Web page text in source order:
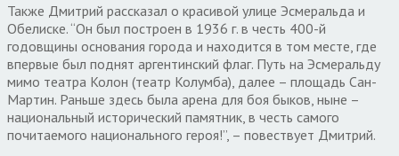
Также Дмитрий рассказал о красивой улице Эсмеральда и
Обелиске. “Он был построен в 1936 г. в честь 400-й
годовщины основания города и находится в том месте, где
впервые был поднят аргентинский флаг. Путь на Эсмеральду
мимо театра Колон (театр Колумба), далее – площадь Сан-
Мартин. Раньше здесь была арена для боя быков, ныне –
национальный исторический памятник, в честь самого
почитаемого национального героя!”, – повествует Дмитрий.